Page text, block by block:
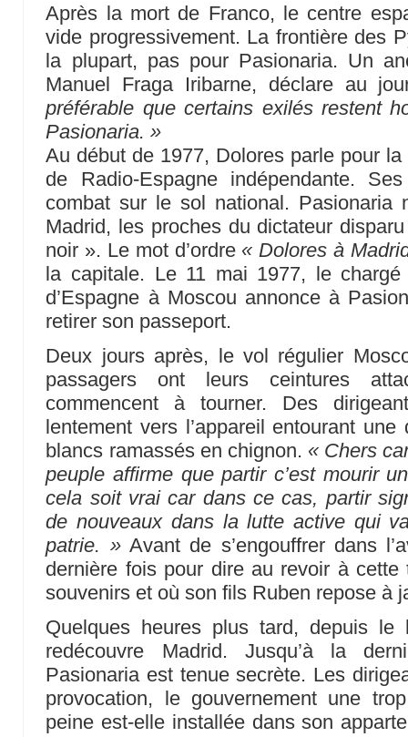
Après la mort de Franco, le centre
vide progressivement. La frontière des
la plupart, pas pour Pasionaria. Un
Manuel Fraga Iribarne, déclare au
préférable que certains exilés restent
Pasionaria. »
Au début de 1977, Dolores parle pour
de Radio-Espagne indépendante.
combat sur le sol national. Pasionaria
Madrid, les proches du dictateur
noir ». Le mot d’ordre « Dolores à
la capitale. Le 11 mai 1977, le chargé
d’Espagne à Moscou annonce à
retirer son passeport.
Deux jours après, le vol régulier
passagers ont leurs ceintures
commencent à tourner. Des
lentement vers l’appareil entourant
blancs ramassés en chignon. « Chers
peuple affirme que partir c’est mourir
cela soit vrai car dans ce cas, partir
de nouveaux dans la lutte active qui
patrie. »Avant de s’engouffrer dans
dernière fois pour dire au revoir à
souvenirs et où son fils Ruben repose à
Quelques heures plus tard, depuis le
redécouvre Madrid. Jusqu’à la
Pasionaria est tenue secrète. Les
provocation, le gouvernement une
peine est-elle installée dans son